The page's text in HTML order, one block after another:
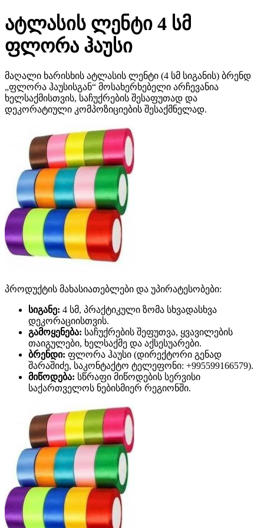
ატლასის ლენტი 4 სმ
ფლორა ჰაუსი
მაღალი ხარისხის ატლასის ლენტი (4 სმ სიგანის) ბრენდ
„ფლორა ჰაუსისგან“ მოსახერხებელი არჩევანია
ხელსაქმისთვის, საჩუქრების შესაფუთად და
დეკორატიული კომპოზიციების შესაქმნელად.
პროდუქტის მახასიათებლები და უპირატესობები:
სიგანე: 4 სმ, პრაქტიკული ზომა სხვადასხვა
დეკორაციისთვის.
გამოყენება: საჩუქრების შეფუთვა, ყვავილების
თაიგულები, ხელსაქმე და აქსესუარები.
ბრენდი: ფლორა ჰაუსი (დირექტორი გენად
შარაშიძე, საკონტაქტო ტელეფონი: +995599166579).
მიწოდება: სწრაფი მიწოდების სერვისი
საქართველოს ნებისმიერ რეგიონში.